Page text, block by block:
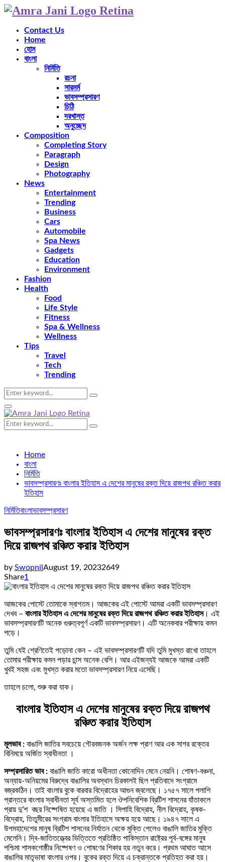
Contact Us
Home
হোম
বাংলা
নির্মিতি
রচনা
সারমর্ম
ভাবসম্প্রসারণ
চিঠি
দরখাস্ত
অনুচ্ছেদ
Composition
Completing Story
Paragraph
Design
Photography
News
Entertainment
Trending
Business
Cars
Automobile
Spa News
Gadgets
Education
Environment
Fashion
Health
Food
Life Style
Fitness
Spa & Wellness
Wellness
Tips
Travel
Tech
Trending
Search
for:
Search
Primary
Menu
Search
for:
Search
Home
বাংলা
নির্মিতি
ভাবসম্প্রসারণঃ বাংলার ইতিহাস এ দেশের মানুষের রক্ত দিয়ে রাজপথ রঞ্চিত করার
ইতিহাস
নির্মিতিবাংলাভাবসম্প্রসারণ
ভাবসম্প্রসারণঃ বাংলার ইতিহাস এ দেশের মানুষের রক্ত
দিয়ে রাজপথ রঞ্চিত করার ইতিহাস
by Swopnil August 19, 20232649
Share1
আজকের পোস্টে তোমাকে স্বাগতম। আজকের এই পোস্টে আমরা একটি ভাবসম্প্রসারণ
দেখব – বাংলার ইতিহাস এ দেশের মানুষের রক্ত দিয়ে রাজপথ রঞ্চিত করার ইতিহাস। এই
ভাবসম্প্রসারণটি অনেক গুরুত্বপূর্ণ একটি ভাবসম্প্রসারণ। এটি অনেকবার পরীক্ষায় কমন
পড়ে।
তুমি যেই শ্রেণিতেই পড়োনা কেন – এই ভাবসম্প্রসারণটি যদি তুমি মুখস্ত রাখো তাহলে
তোমার পরীক্ষায় কমন পড়ার চান্স অনেক বেশি। আর এইজন্যই আজকে আমরা একটি
খুবই সহজ এবং মুখস্ত করার মতো ভাবসম্প্রসারণ নিয়ে এসেছি।
তাহলে চলো, শুরু করা যাক।
বাংলার ইতিহাস এ দেশের মানুষের রক্ত দিয়ে রাজপথ
রঞ্চিত করার ইতিহাস
মূলভাব : বাঙালি জাতির সবচেয়ে গৌরবজনক অর্জন লক্ষ প্রাণ আর এক সাগর রক্তের
বিনিময়ে অর্জিত স্বাধীনতা ।
সম্প্রসারিত ভাব : বাঙালি জাতি কারো অধীনতা কোনোদিন মেনে নেয়নি। শোষণ-বঞ্চনা,
অন্যায়-অনিয়মের বিরুদ্ধে বাঙালির অবস্থান চিরকালই ছিল প্রতিবাদে সংগ্রামে
বজ্রকঠিন। তাই বাংলার বুকে বারবার বিদ্রোহের আগুন জ্বলেছে। ১৭৫৭ সালে পলাশি
প্রান্তরে বাংলার স্বাধীনতা সূর্য অস্তমিত হলে ঔপনিবেশিক ব্রিটিশ শাসনের যাঁতাকলে
প্রায় দু’শ বছর নিষ্পেষিত হয়েছে এ জাতি । সিপাহি বিদ্রোহ, নীল বিদ্রোহ, কৃষক-
বিদ্রোহ, তিতুমীরের সংগ্রাম বাংলার ইতিহাসে অক্ষয় হয়ে আছে। ১৯৪৭ সালে এ
উপমহাদেশের মানুষ ব্রিটিশ শাসনের নির্যাতন থেকে মুক্তি পেলেও বাঙালি জাতির মুক্তি
মেলেনি। দ্বি-জাতিতত্ত্বের ভিত্তিতে প্রতিষ্ঠিত পাকিস্তান রাষ্ট্রের পূর্ব-বঙ্গের মানুষ
পশ্চিমা শাসকগোষ্ঠীর নিষ্পেষণ ও শোষণের শিকার হয় নতুন করে। প্রথম আঘাত আসে
বাঙালির মাতৃভাষা বাংলার ওপর। বুকের রক্ত দিয়ে এ চক্রান্তকে প্রতিহত করা হয়।